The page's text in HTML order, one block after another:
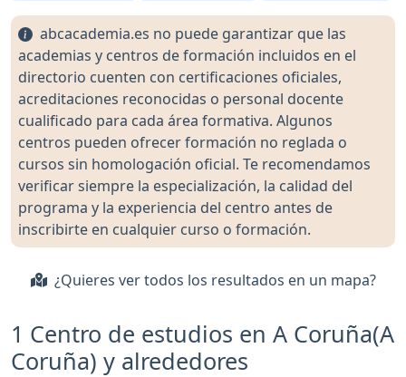
abcacademia.es no puede garantizar que las
academias y centros de formación incluidos en el
directorio cuenten con certificaciones oficiales,
acreditaciones reconocidas o personal docente
cualificado para cada área formativa. Algunos
centros pueden ofrecer formación no reglada o
cursos sin homologación oficial. Te recomendamos
verificar siempre la especialización, la calidad del
programa y la experiencia del centro antes de
inscribirte en cualquier curso o formación.
¿Quieres ver todos los resultados en un mapa?
1 Centro de estudios en A Coruña(A
Coruña) y alrededores